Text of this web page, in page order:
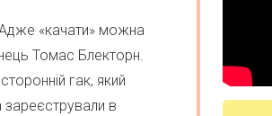
«качати» можна
Томас Блекторн.
гак, який
в